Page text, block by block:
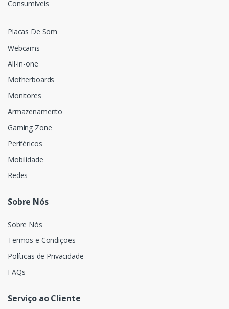
Consumíveis
Placas De Som
Webcams
All-in-one
Motherboards
Monitores
Armazenamento
Gaming Zone
Periféricos
Mobilidade
Redes
Sobre Nós
Sobre Nós
Termos e Condições
Políticas de Privacidade
FAQs
Serviço ao Cliente